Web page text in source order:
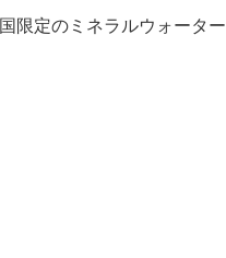
限定のミネラルウォーター